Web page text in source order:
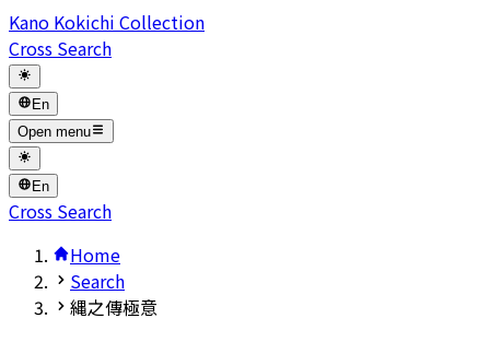
Kano Kokichi Collection
Cross Search
En
Open menu
En
Cross Search
Home
Search
縄之傳極意